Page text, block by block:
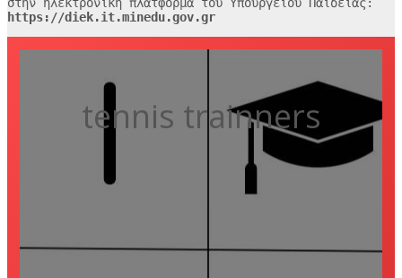
https://diek.it.minedu.gov.gr
tennis trainners